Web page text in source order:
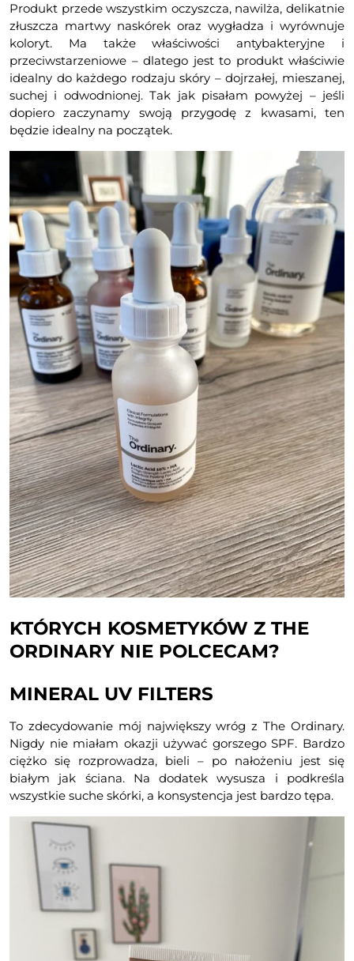
Produkt przede wszystkim oczyszcza, nawilża, delikatnie
złuszcza martwy naskórek oraz wygładza i wyrównuje
koloryt. Ma także właściwości antybakteryjne i
przeciwstarzeniowe – dlatego jest to produkt właściwie
idealny do każdego rodzaju skóry – dojrzałej, mieszanej,
suchej i odwodnionej. Tak jak pisałam powyżej – jeśli
dopiero zaczynamy swoją przygodę z kwasami, ten
będzie idealny na początek.
KTÓRYCH KOSMETYKÓW Z THE
ORDINARY NIE POLCECAM?
MINERAL UV FILTERS
To zdecydowanie mój największy wróg z The Ordinary.
Nigdy nie miałam okazji używać gorszego SPF. Bardzo
ciężko się rozprowadza, bieli – po nałożeniu jest się
białym jak ściana. Na dodatek wysusza i podkreśla
wszystkie suche skórki, a konsystencja jest bardzo tępa.